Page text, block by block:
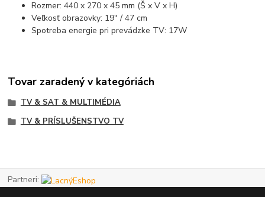
Rozmer: 440 x 270 x 45 mm (Š x V x H)
Veľkosť obrazovky: 19" / 47 cm
Spotreba energie pri prevádzke TV: 17W
Tovar zaradený v kategóriách
TV & SAT & MULTIMÉDIA
TV & PRÍSLUŠENSTVO TV
Partneri: